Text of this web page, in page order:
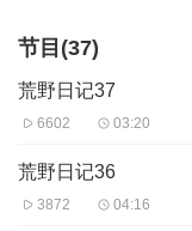
节目(37)
荒野日记37
6602 03:20
荒野日记36
3872 04:16